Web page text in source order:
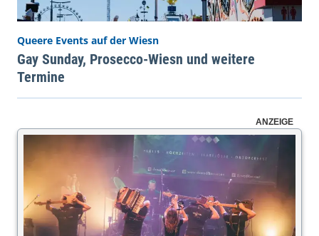
Queere Events auf der Wiesn
Gay Sunday, Prosecco-Wiesn und weitere
Termine
ANZEIGE